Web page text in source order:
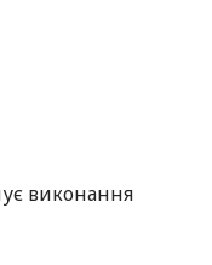
виконання